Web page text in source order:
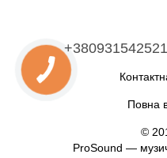
+380931542521
Повна
©
ProSound —